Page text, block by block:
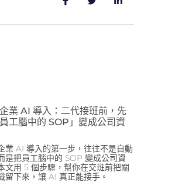
業 AI 導入：二代接班前，先
工腦中的 SOP」變成公司資
業 AI 導入的第一步，往往不是自動
是把員工腦中的 SOP 變成公司資
文用 5 個步驟，幫你在交班前把關
留下來，讓 AI 真正能接手。